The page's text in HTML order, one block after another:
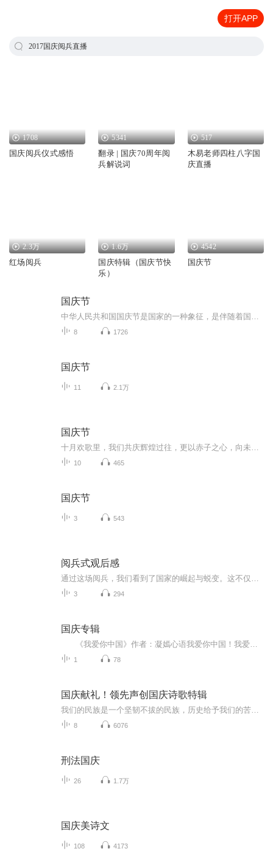
打开APP
2017国庆阅兵直播
1708
国庆阅兵仪式感悟
5341
翻录 | 国庆70周年阅
兵解说词
517
木易老师四柱八字国
庆直播
2.3万
红场阅兵
1.6万
国庆特辑（国庆节快
乐）
4542
国庆节
国庆节
8 1726
国庆节
11 2.1万
国庆节
10 465
国庆节
3 543
阅兵式观后感
3 294
国庆专辑
1 78
国庆献礼！领先声创国庆诗歌特辑
8 6076
刑法国庆
26 1.7万
国庆美诗文
108 4173